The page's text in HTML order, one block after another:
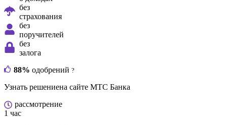
без
страхования
без
поручителей
без
залога
88% одобрений ?
Узнать решениена сайте МТС Банка
рассмотрение
1 час